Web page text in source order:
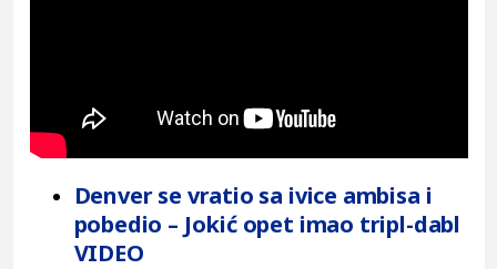
Denver se vratio sa ivice ambisa i
pobedio – Jokić opet imao tripl-dabl
VIDEO